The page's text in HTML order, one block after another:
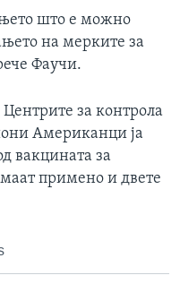
што е можно
на мерките за
Фаучи.
за контрола
Американци ја
вакцината за
примено и двете